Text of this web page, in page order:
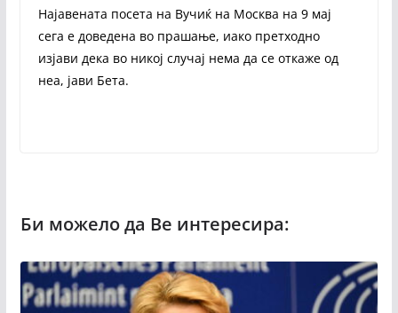
Најавената посета на Вучиќ на Москва на 9 мај
сега е доведена во прашање, иако претходно
изјави дека во никој случај нема да се откаже од
неа, јави Бета.